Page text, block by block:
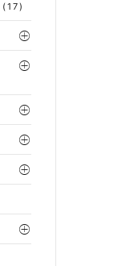
(17)